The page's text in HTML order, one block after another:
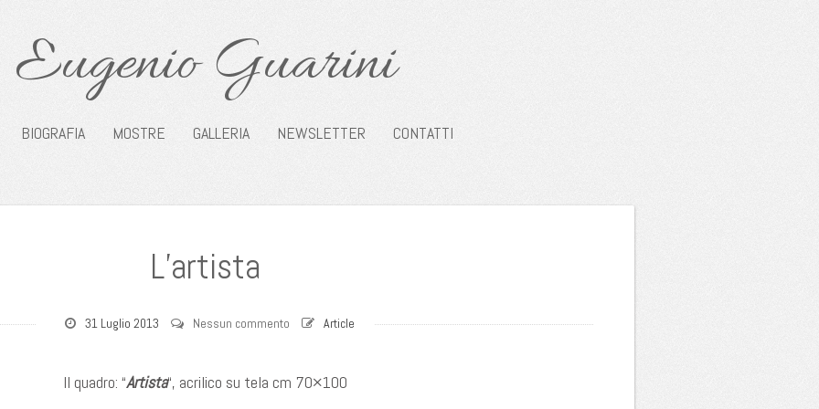
Eugenio Guarini
BIOGRAFIA MOSTRE GALLERIA NEWSLETTER CONTATTI
L’artista
31 Luglio 2013 Nessun commento Article
Il quadro: “Artista“, acrilico su tela cm 70×100